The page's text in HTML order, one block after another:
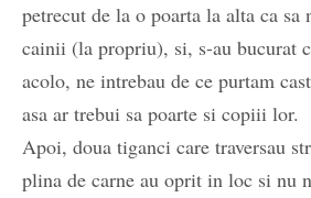
petrecut de la o poarta la alta ca sa
cainii (la propriu), si, s-au bucurat
acolo, ne intrebau de ce purtam
asa ar trebui sa poarte si copiii lor.
Apoi, doua tiganci care traversau
plina de carne au oprit in loc si nu